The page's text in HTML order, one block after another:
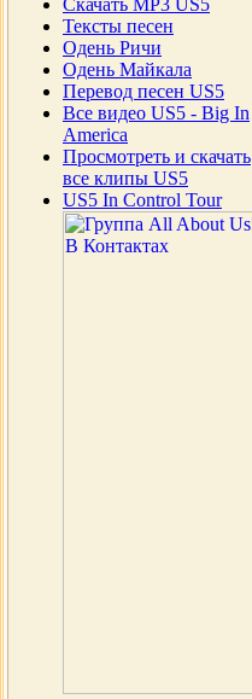
Скачать MP3 US5
Тексты песен
Одень Ричи
Одень Майкала
Перевод песен US5
Все видео US5 - Big In
America
Просмотреть и скачать
все клипы US5
US5 In Control Tour